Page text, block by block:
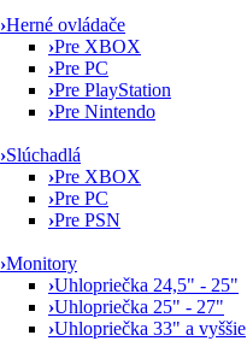
›Herné ovládače
›Pre XBOX
›Pre PC
›Pre PlayStation
›Pre Nintendo
›Slúchadlá
›Pre XBOX
›Pre PC
›Pre PSN
›Monitory
›Uhlopriečka 24,5" - 25"
›Uhlopriečka 25" - 27"
›Uhlopriečka 33" a vyššie